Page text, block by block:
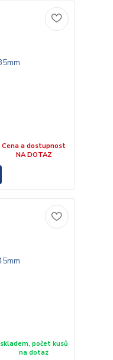
Cena a dostupnost
NA DOTAZ
skladem, počet kusů
na dotaz